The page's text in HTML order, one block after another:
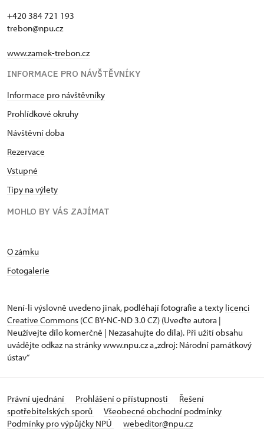
+420 384 721 193
trebon@npu.cz
www.zamek-trebon.cz
INFORMACE PRO NÁVŠTĚVNÍKY
Informace pro návštěvníky
Prohlídkové okruhy
Návštěvní doba
Rezervace
Vstupné
Tipy na výlety
MOHLO BY VÁS ZAJÍMAT
O zámku
Fotogalerie
Není-li výslovně uvedeno jinak, podléhají fotografie a texty licenci
Creative Commons (CC BY-NC-ND 3.0 CZ) (Uveďte autora |
Neužívejte dílo komerčně | Nezasahujte do díla). Při užití obsahu
uvádějte odkaz na stránky www.npu.cz a „zdroj: Národní památkový
ústav“
Právní ujednání Prohlášení o přístupnosti
Řešení
spotřebitelských sporů
Všeobecné obchodní podmínky
Podmínky pro výpůjčky NPÚ
webeditor@npu.cz